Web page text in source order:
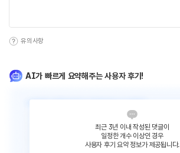
유의사항
AI가 빠르게 요약해주는 사용자 후기!
최근 3년 이내 작성된 댓글이
일정한 개수 이상인 경우
사용자 후기 요약 정보가 제공됩니다.